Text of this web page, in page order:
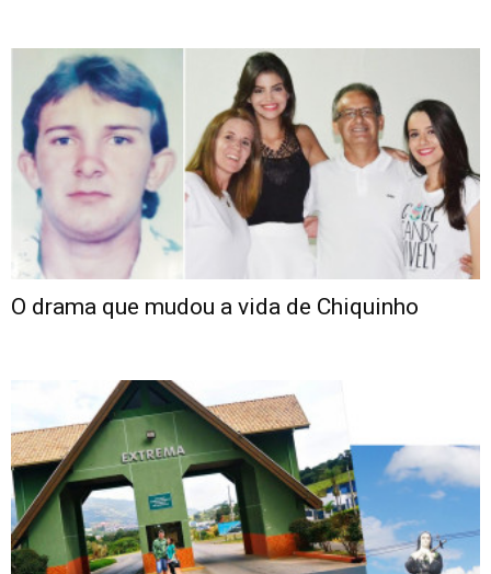
O drama que mudou a vida de Chiquinho